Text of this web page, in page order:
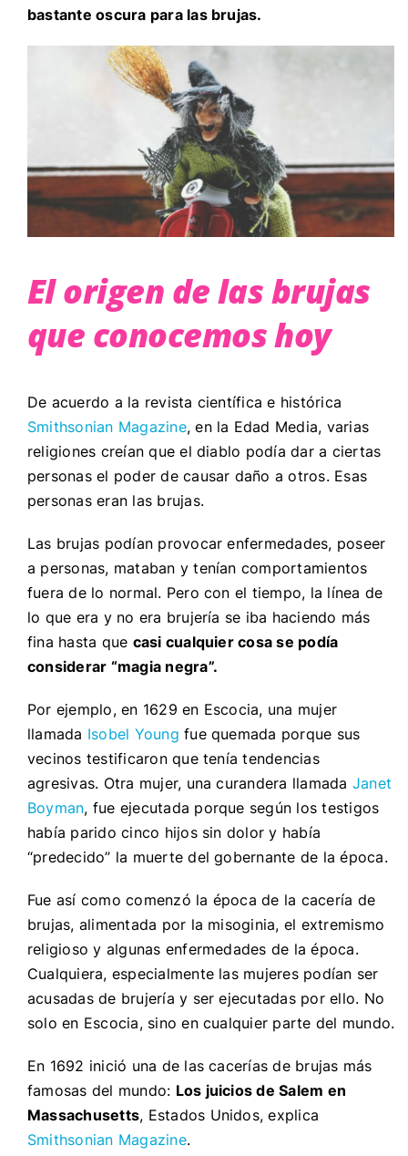
bastante oscura para las brujas.
El origen de las brujas
que conocemos hoy
De acuerdo a la revista científica e histórica
Smithsonian Magazine, en la Edad Media, varias
religiones creían que el diablo podía dar a ciertas
personas el poder de causar daño a otros. Esas
personas eran las brujas.
Las brujas podían provocar enfermedades, poseer
a personas, mataban y tenían comportamientos
fuera de lo normal. Pero con el tiempo, la línea de
lo que era y no era brujería se iba haciendo más
fina hasta que casi cualquier cosa se podía
considerar “magia negra”.
Por ejemplo, en 1629 en Escocia, una mujer
llamada Isobel Young fue quemada porque sus
vecinos testificaron que tenía tendencias
agresivas. Otra mujer, una curandera llamada Janet
Boyman, fue ejecutada porque según los testigos
había parido cinco hijos sin dolor y había
“predecido” la muerte del gobernante de la época.
Fue así como comenzó la época de la cacería de
brujas, alimentada por la misoginia, el extremismo
religioso y algunas enfermedades de la época.
Cualquiera, especialmente las mujeres podían ser
acusadas de brujería y ser ejecutadas por ello. No
solo en Escocia, sino en cualquier parte del mundo.
En 1692 inició una de las cacerías de brujas más
famosas del mundo: Los juicios de Salem en
Massachusetts, Estados Unidos, explica
Smithsonian Magazine.